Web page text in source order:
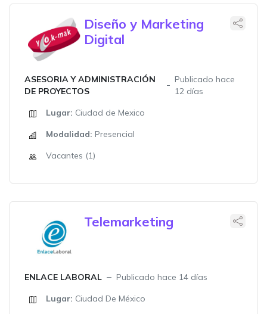
Diseño y Marketing
Digital
ASESORIA Y ADMINISTRACIÓN
DE PROYECTOS
Publicado hace
12 días
Lugar: Ciudad de Mexico
Modalidad: Presencial
Vacantes (1)
Telemarketing
ENLACE LABORAL
Publicado hace 14 días
Lugar: Ciudad De México